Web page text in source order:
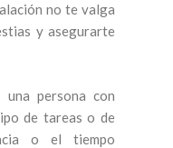
no te valga
y asegurarte
persona con
de tareas o de
o el tiempo